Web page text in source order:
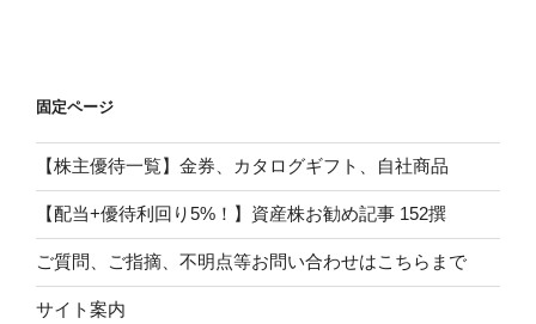
固定ページ
【株主優待一覧】金券、カタログギフト、自社商品
【配当+優待利回り5%！】資産株お勧め記事 152撰
ご質問、ご指摘、不明点等お問い合わせはこちらまで
サイト案内